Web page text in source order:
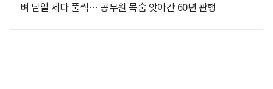
벼 낱알 세다 풀썩… 공무원 목숨 앗아간 60년 관행